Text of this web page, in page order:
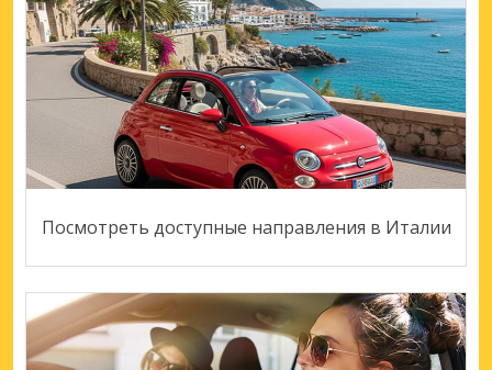
Посмотреть доступные направления в Италии